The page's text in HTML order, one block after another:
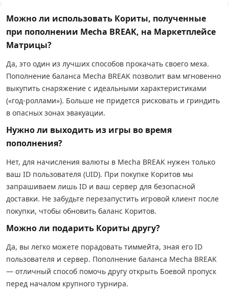
Можно ли использовать Кориты, полученные
при пополнении Mecha BREAK, на Маркетплейсе
Матрицы?
Да, это один из лучших способов прокачать своего меха.
Пополнение баланса Mecha BREAK позволит вам мгновенно
выкупить снаряжение с идеальными характеристиками
(«год-роллами»). Больше не придется рисковать и гриндить
в опасных зонах эвакуации.
Нужно ли выходить из игры во время
пополнения?
Нет, для начисления валюты в Mecha BREAK нужен только
ваш ID пользователя (UID). При покупке Коритов мы
запрашиваем лишь ID и ваш сервер для безопасной
доставки. Не забудьте перезапустить игровой клиент после
покупки, чтобы обновить баланс Коритов.
Можно ли подарить Кориты другу?
Да, вы легко можете порадовать тиммейта, зная его ID
пользователя и сервер. Пополнение баланса Mecha BREAK
— отличный способ помочь другу открыть Боевой пропуск
перед началом крупного турнира.